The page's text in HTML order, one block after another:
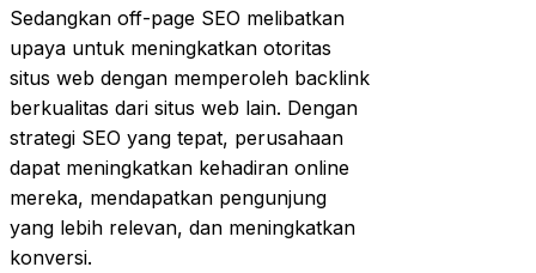
Sedangkan off-page SEO melibatkan
upaya untuk meningkatkan otoritas
situs web dengan memperoleh backlink
berkualitas dari situs web lain. Dengan
strategi SEO yang tepat, perusahaan
dapat meningkatkan kehadiran online
mereka, mendapatkan pengunjung
yang lebih relevan, dan meningkatkan
konversi.